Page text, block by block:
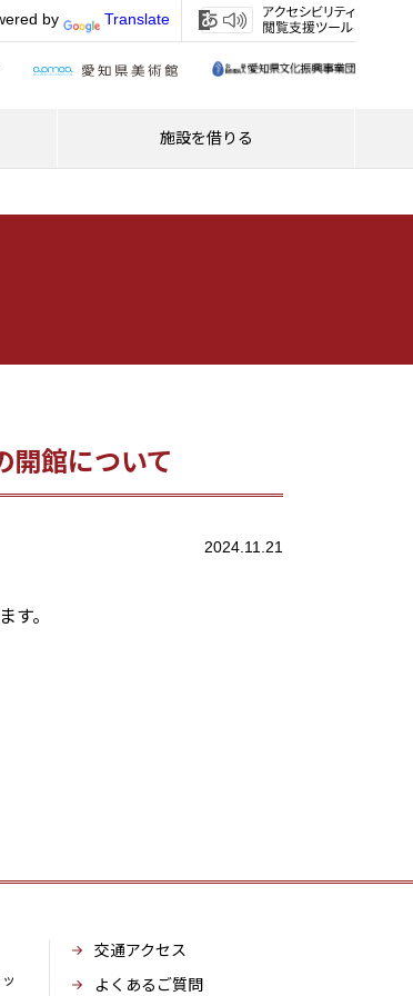
by Translate
施設を借りる
開館について
2024.11.21
す。
交通アクセス
よくあるご質問